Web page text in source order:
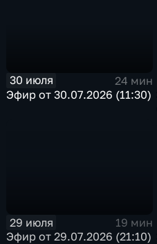
30 июля
24 мин
Эфир от 30.07.2026 (11:30)
29 июля
19 мин
Эфир от 29.07.2026 (21:10)